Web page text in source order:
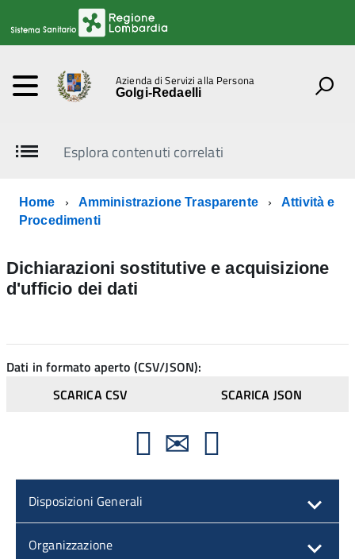
Azienda di Servizi alla Persona
Golgi-Redaelli
Esplora contenuti correlati
Home Amministrazione Trasparente
Attività e
Procedimenti
Dichiarazioni sostitutive e acquisizione
d'ufficio dei dati
Dati in formato aperto (CSV/JSON):
SCARICA CSV
SCARICA JSON
Disposizioni Generali
Organizzazione